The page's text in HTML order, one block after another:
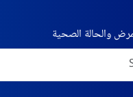
والحالة الصحية